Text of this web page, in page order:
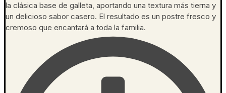
la clásica base de galleta, aportando una textura más tierna y
un delicioso sabor casero. El resultado es un postre fresco y
cremoso que encantará a toda la familia.